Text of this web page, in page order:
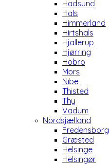
Hadsund
Hals
Himmerland
Hirtshals
Hjallerup
Hjørring
Hobro
Mors
Nibe
Thisted
Thy
Vadum
Nordsjælland
Fredensborg
Græsted
Helsinge
Helsingør